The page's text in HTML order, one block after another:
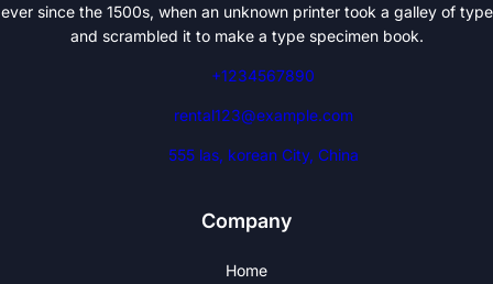
ever since the 1500s, when an unknown printer took a galley of type
and scrambled it to make a type specimen book.
+1234567890
rental123@example.com
555 las, korean City, China
Company
Home